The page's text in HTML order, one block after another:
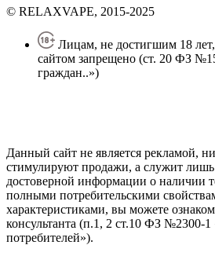
© RELAXVAPE, 2015-2025
Лицам, не достигшим 18
сайтом запрещено (ст. 20 ФЗ
граждан..»)
Данный сайт не является рекламой,
стимулируют продажи, а служит лишь
достоверной информации о наличии
полными потребительскими
характеристиками, вы можете
консультанта (п.1, 2 ст.10 ФЗ №2300-
потребителей»).